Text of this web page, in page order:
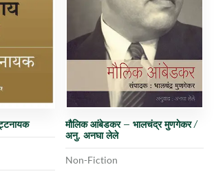
मौलिक आंबेडकर – भालचंद्र मुणगेकर /
अनु. अनघा लेले
Non-Fiction